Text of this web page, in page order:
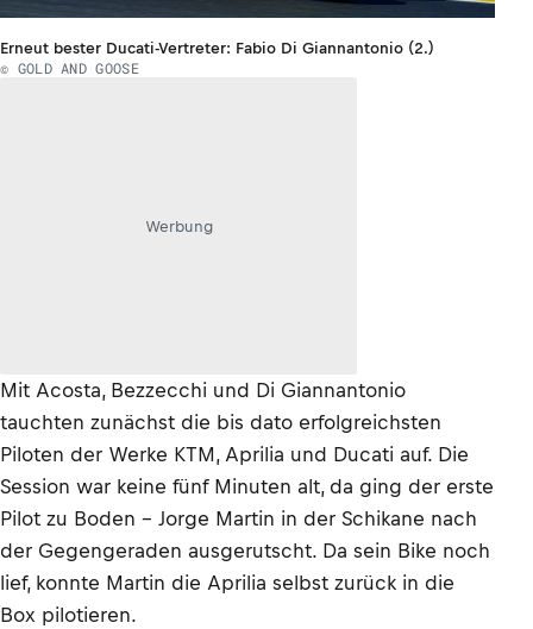
Erneut bester Ducati-Vertreter: Fabio Di Giannantonio (2.)
© GOLD AND GOOSE
Werbung
Mit Acosta, Bezzecchi und Di Giannantonio
tauchten zunächst die bis dato erfolgreichsten
Piloten der Werke KTM, Aprilia und Ducati auf. Die
Session war keine fünf Minuten alt, da ging der erste
Pilot zu Boden – Jorge Martin in der Schikane nach
der Gegengeraden ausgerutscht. Da sein Bike noch
lief, konnte Martin die Aprilia selbst zurück in die
Box pilotieren.